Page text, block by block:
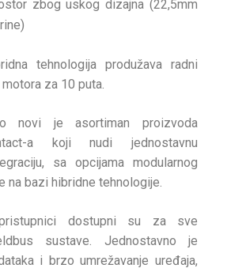
zbog uskog dizajna (22,5mm
tehnologija produžava radni
za 10 puta.
novi je asortiman proizvoda
a koji nudi jednostavnu
sa opcijama modularnog
na bazi hibridne tehnologije.
pristupnici dostupni su za sve
sustave. Jednostavno je
i brzo umrežavanje uređaja,